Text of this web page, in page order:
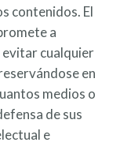
contenidos. El
a
evitar cualquier
en
medios o
de sus
e